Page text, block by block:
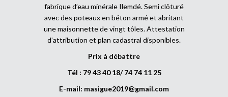
fabrique d’eau minérale Ilemdé. Semi clôturé
avec des poteaux en béton armé et abritant
une maisonnette de vingt tôles. Attestation
d’attribution et plan cadastral disponibles.
Prix à débattre
Tél : 79 43 40 18/ 74 74 11 25
E-mail: masigue2019@gmail.com